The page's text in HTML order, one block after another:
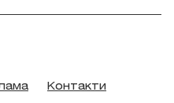
Контакти